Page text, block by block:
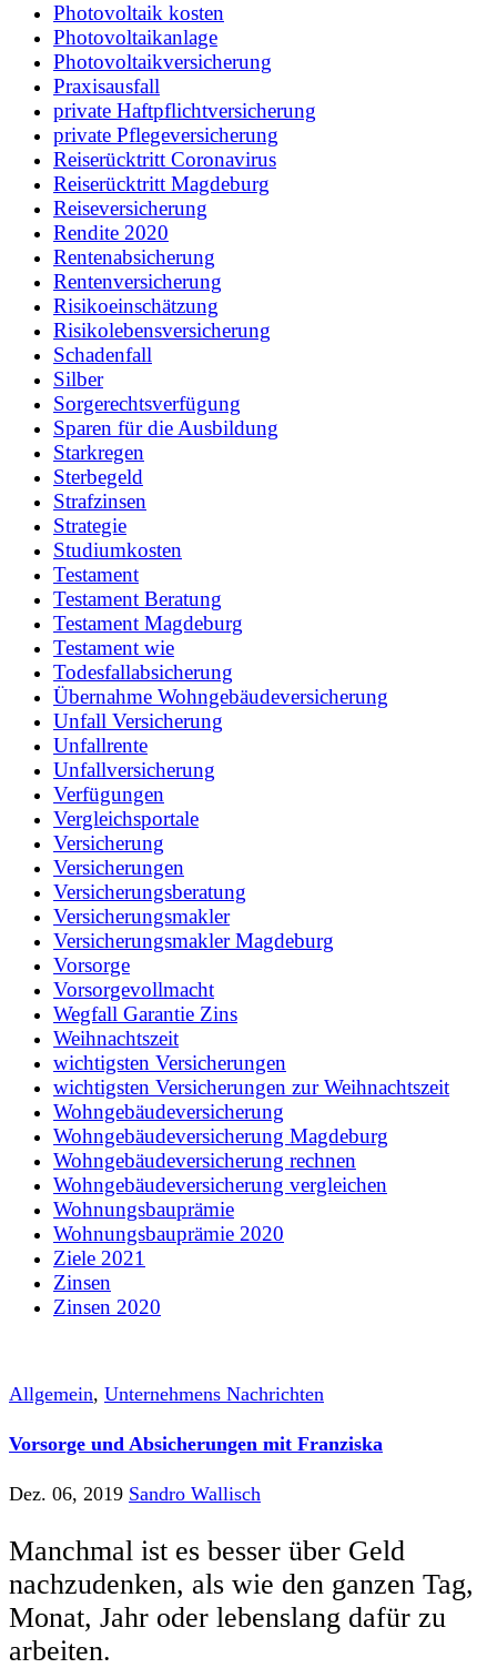
Photovoltaik kosten
Photovoltaikanlage
Photovoltaikversicherung
Praxisausfall
private Haftpflichtversicherung
private Pflegeversicherung
Reiserücktritt Coronavirus
Reiserücktritt Magdeburg
Reiseversicherung
Rendite 2020
Rentenabsicherung
Rentenversicherung
Risikoeinschätzung
Risikolebensversicherung
Schadenfall
Silber
Sorgerechtsverfügung
Sparen für die Ausbildung
Starkregen
Sterbegeld
Strafzinsen
Strategie
Studiumkosten
Testament
Testament Beratung
Testament Magdeburg
Testament wie
Todesfallabsicherung
Übernahme Wohngebäudeversicherung
Unfall Versicherung
Unfallrente
Unfallversicherung
Verfügungen
Vergleichsportale
Versicherung
Versicherungen
Versicherungsberatung
Versicherungsmakler
Versicherungsmakler Magdeburg
Vorsorge
Vorsorgevollmacht
Wegfall Garantie Zins
Weihnachtszeit
wichtigsten Versicherungen
wichtigsten Versicherungen zur Weihnachtszeit
Wohngebäudeversicherung
Wohngebäudeversicherung Magdeburg
Wohngebäudeversicherung rechnen
Wohngebäudeversicherung vergleichen
Wohnungsbauprämie
Wohnungsbauprämie 2020
Ziele 2021
Zinsen
Zinsen 2020
Allgemein, Unternehmens Nachrichten
Vorsorge und Absicherungen mit Franziska
Dez. 06, 2019 Sandro Wallisch
Manchmal ist es besser über Geld
nachzudenken, als wie den ganzen Tag,
Monat, Jahr oder lebenslang dafür zu
arbeiten.